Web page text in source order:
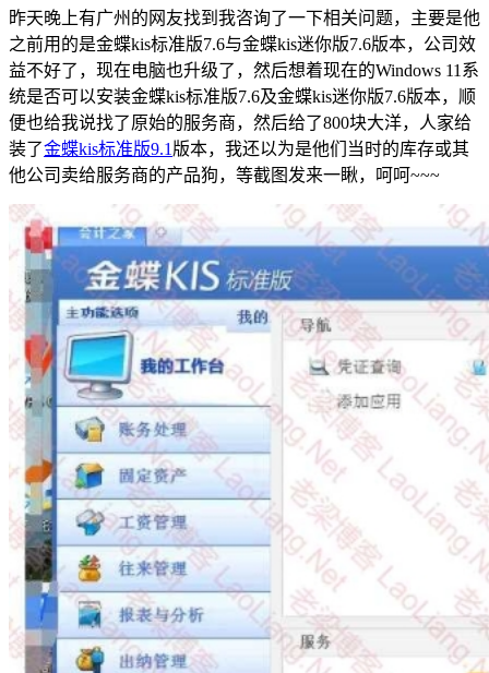
昨天晚上有广州的网友找到我咨询了一下相关问题，主要是他
之前用的是金蝶kis标准版7.6与金蝶kis迷你版7.6版本，公司效
益不好了，现在电脑也升级了，然后想着现在的Windows 11系
统是否可以安装金蝶kis标准版7.6及金蝶kis迷你版7.6版本，顺
便也给我说找了原始的服务商，然后给了800块大洋，人家给
装了金蝶kis标准版9.1版本，我还以为是他们当时的库存或其
他公司卖给服务商的产品狗，等截图发来一瞅，呵呵~~~